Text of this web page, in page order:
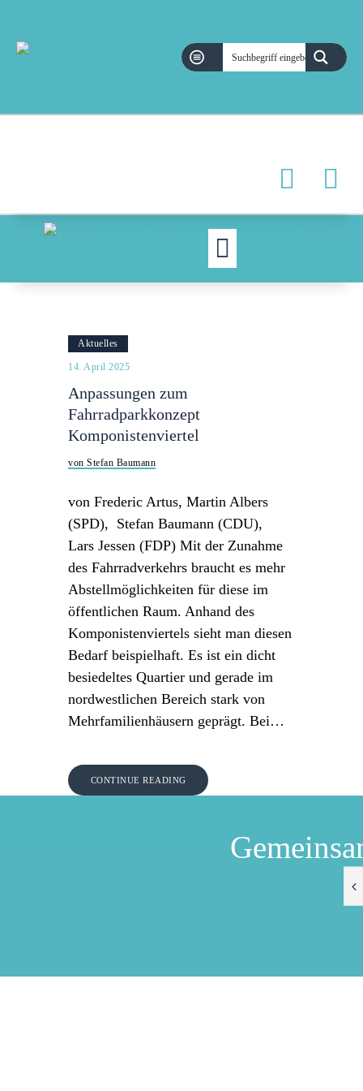
AUSSCHÜSSE
Aktuelles
14. April 2025
Anpassungen zum
Fahrradparkkonzept
Komponistenviertel
von Stefan Baumann
von Frederic Artus, Martin Albers
(SPD), Stefan Baumann (CDU),
Lars Jessen (FDP) Mit der Zunahme
des Fahrradverkehrs braucht es mehr
Abstellmöglichkeiten für diese im
öffentlichen Raum. Anhand des
Komponistenviertels sieht man diesen
Bedarf beispielhaft. Es ist ein dicht
besiedeltes Quartier und gerade im
nordwestlichen Bereich stark von
Mehrfamilienhäusern geprägt. Bei…
CONTINUE READING